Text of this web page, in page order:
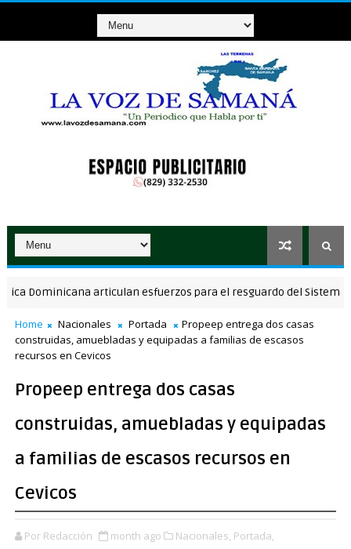
Dominicana articulan esfuerzos para el resguardo del Sistema de
Home Nacionales Portada
Propeep entrega dos casas
construidas, amuebladas y equipadas a familias de escasos
recursos en Cevicos
Propeep entrega dos casas
construidas, amuebladas y equipadas
a familias de escasos recursos en
Cevicos
Por Redacción month ago Nacionales, Portada,